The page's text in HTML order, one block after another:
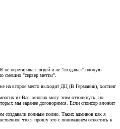
перетягивал людей и не "создавал" плохую
смешно "сервер мечты".
на второе место выходит ДЦ (В Германии), хостинг
из Вас, многих могу этим оттолкнуть, но
мы заранее договоримся. Если спонсор вложит
создавали полным полно. Таких админов как я
что я прошу это с пониманием отнестись к